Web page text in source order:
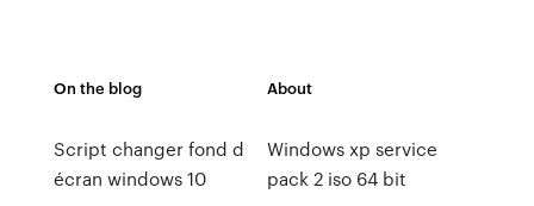
On the blog
Script changer fond d
écran windows 10
About
Windows xp service
pack 2 iso 64 bit